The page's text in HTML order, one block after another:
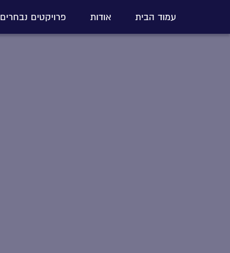
עמוד הבית אודות פרויקטים נבחרים